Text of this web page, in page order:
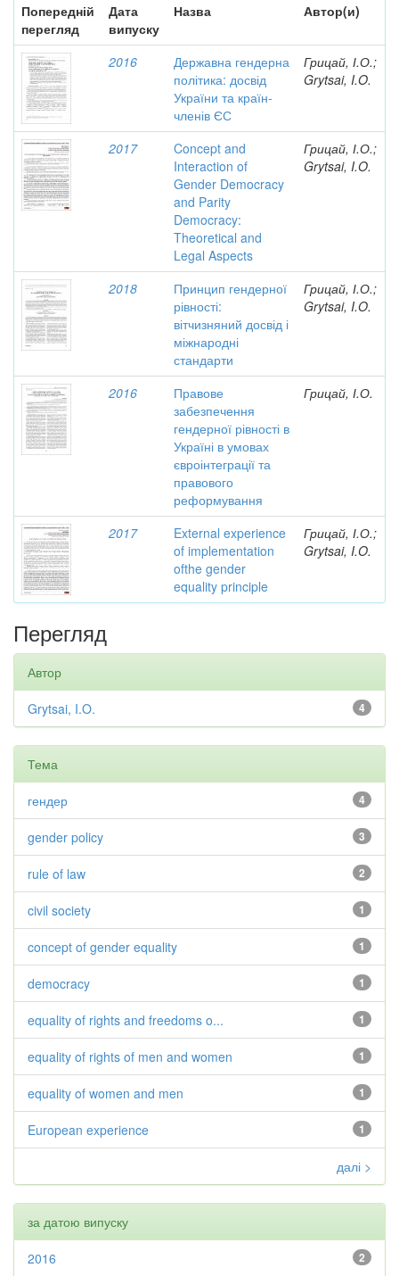
Попередній
перегляд
Дата
випуску
Назва Автор(и)
2016
Державна гендерна
політика: досвід
України та країн-
членів ЄС
Грицай, І.О.;
Grytsai, I.O.
2017
Concept and
Interaction of
Gender Democracy
and Parity
Democracy:
Theoretical and
Legal Aspects
Грицай, І.О.;
Grytsai, I.O.
2018
Принцип гендерної
рівності:
вітчизняний досвід і
міжнародні
стандарти
Грицай, І.О.;
Grytsai, I.O.
2016
Правове
забезпечення
гендерної рівності в
Україні в умовах
євроінтеграції та
правового
реформування
Грицай, І.О.
2017
External experience
of implementation
ofthe gender
equality principle
Грицай, І.О.;
Grytsai, I.O.
Перегляд
Автор
4
Grytsai, I.O.
Тема
4
гендер
3
gender policy
2
rule of law
1
civil society
1
concept of gender equality
1
democracy
1
equality of rights and freedoms o...
1
equality of rights of men and women
1
equality of women and men
1
European experience
далі >
за датою випуску
2
2016